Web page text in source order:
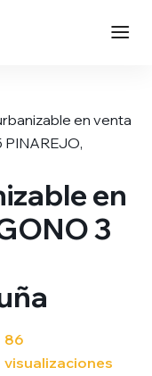
en venta
PINAREJO,
en
3
86
visualizaciones